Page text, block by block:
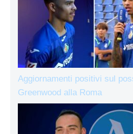
Aggiornamenti positivi sul
Greenwood alla Roma